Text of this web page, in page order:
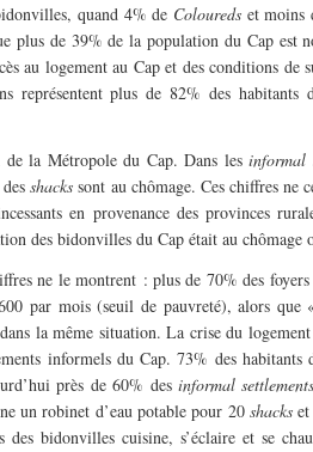
quand 4% de Colouredset moins
plus de 39% de la population du Cap est
au logement au Cap et des conditions de
plus de 82% des habitants
de la Métropole du Cap. Dans lesinformal
desshackssont au chômage. Ces chiffres ne
en provenance des provinces
des bidonvilles du Cap était au chômage
ne le montrent : plus de 70% des
par mois (seuil de pauvreté), alors que
la même situation. La crise du
informels du Cap. 73% des habitants
près de 60% des informal settlements
un robinet d’eau potable pour 20 shacks
des bidonvilles cuisine, s’éclaire et se